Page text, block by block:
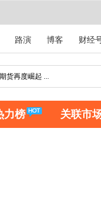
路演 博客 财经
力榜 关联市